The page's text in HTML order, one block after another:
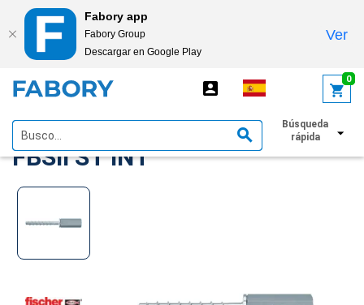
Fabory app
Fabory Group
Descargar en Google Play
Ver
0
Búsqueda
rápida
FISCHER Concrete Screw
FBSII ST INT